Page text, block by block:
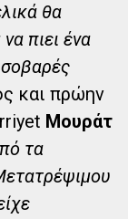
θα
πιει ένα
και πρώην
Μουράτ
τα